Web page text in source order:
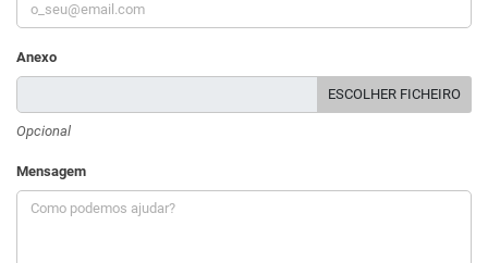
Anexo
ESCOLHER FICHEIRO
Opcional
Mensagem